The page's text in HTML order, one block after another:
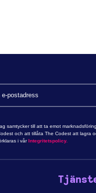
samtycker till att ta emot
och att tillåta The Codest att lagra
i vårIntegritetspolicy.